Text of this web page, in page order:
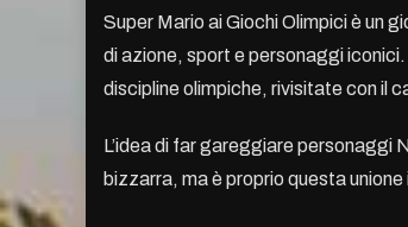
Super Mario ai Giochi Olimpici è un
di azione, sport e personaggi
discipline olimpiche, rivisitate con il
L’idea di far gareggiare personaggi
bizzarra, ma è proprio questa